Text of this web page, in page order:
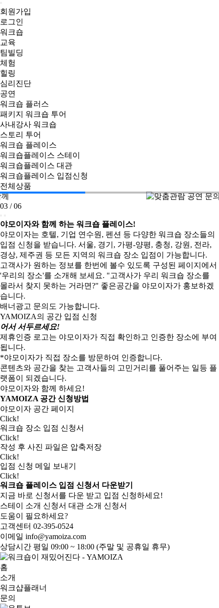
회원가입
로그인
워크숍
교육
팀빌딩
체험
힐링
심리진단
공연
워크숍 플러스
패키지 워크숍 투어
사내강사 워크숍
스토리 투어
워크숍 플레이스
워크숍플레이스 스테이
워크숍플레이스 대관
워크숍플레이스 입점신청
전체상품
03 /06
야모이자와 함께 하는 워크숍 플레이스!
야모이자는 호텔, 기업 연수원, 펜션 등 다양한 워크숍 장소들의
입점 신청을 받습니다. 서울, 경기, 가평-양평, 충청, 강원, 전라,
경상, 제주권 등 모든 지역의 워크숍 장소 입점이 가능합니다.
고객사가 원하는 정보를 한번에 볼수 있도록 구성된 페이지에서
'우리의 장소'를 소개해 보세요. "고객사가 우리 워크숍 장소를
몰라서 찾지 못하는 거라면?" 좋은공간을 야모이자가 홍보하겠
습니다.
배너광고 문의도 가능합니다.
YAMOIZA의 공간 입점 신청
어서 서두르세요!
제휴인증 로고는 야모이자가 직접 확인하고 인증한 장소에 부여
됩니다.
*야모이자가 직접 장소를 방문하여 인증합니다.
콘텐츠와 공간을 찾는 고객사들의 고민거리를 풀어주는 일등 플
랫폼이 되겠습니다.
야모이자와 함께 하세요!
YAMOIZA 공간 신청방법
야모이자 공간 페이지
Click!
워크숍 장소 입점 신청서
Click!
작성 후 사진 파일은 압축저장
Click!
입점 신청 메일 보내기
Click!
워크숍 플레이스 입점 신청서 다운받기
지금 바로 신청서를 다운 받고 입점 신청하세요!
스테이 소개 신청서 대관 소개 신청서
도움이 필요하세요?
고객센터 02-395-0524
이메일 info@yamoiza.com
상담시간 평일 09:00 ~ 18:00 (주말 및 공휴일 휴무)
홈
소개
워크샵플래너
문의